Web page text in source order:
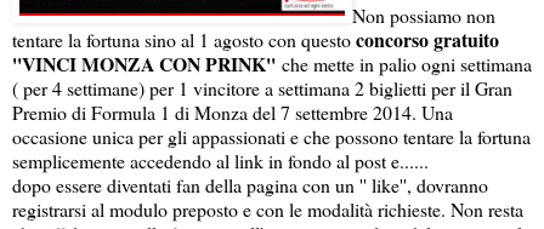
Non possiamo non
tentare la fortuna sino al 1 agosto con questoconcorso gratuito
''VINCI MONZA CON PRINK'' che mette in palio ogni settimana
( per 4 settimane) per 1 vincitore a settimana 2 biglietti per il Gran
Premio di Formula 1 di Monza del 7 settembre 2014. Una
occasione unica per gli appassionati e che possono tentare la fortuna
semplicemente accedendo al link in fondo al post e......
dopo essere diventati fan della pagina con un '' like'', dovranno
registrarsi al modulo preposto e con le modalità richieste. Non resta